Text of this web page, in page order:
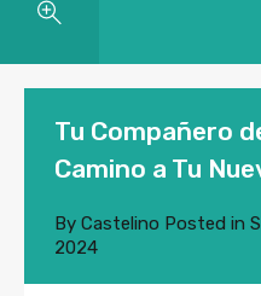
Tu Compañero
Camino a Tu
By Castelino Posted in
2024